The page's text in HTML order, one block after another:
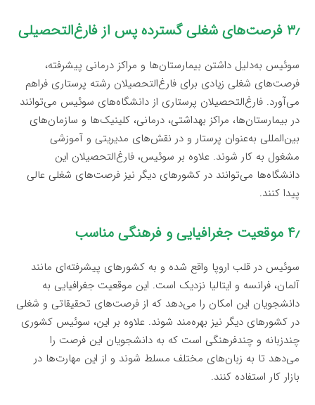
۳٫ فرصت‌های شغلی گسترده پس از فارغ‌التحصیلی
سوئیس به‌دلیل داشتن بیمارستان‌ها و مراکز درمانی پیشرفته،
فرصت‌های شغلی زیادی برای فارغ‌التحصیلان رشته پرستاری فراهم
می‌آورد. فارغ‌التحصیلان پرستاری از دانشگاه‌های سوئیس می‌توانند
در بیمارستان‌ها، مراکز بهداشتی، درمانی، کلینیک‌ها و سازمان‌های
بین‌المللی به‌عنوان پرستار و در نقش‌های مدیریتی و آموزشی
مشغول به کار شوند. علاوه بر سوئیس، فارغ‌التحصیلان این
دانشگاه‌ها می‌توانند در کشورهای دیگر نیز فرصت‌های شغلی عالی
پیدا کنند.
۴٫ موقعیت جغرافیایی و فرهنگی مناسب
سوئیس در قلب اروپا واقع شده و به کشورهای پیشرفته‌ای مانند
آلمان، فرانسه و ایتالیا نزدیک است. این موقعیت جغرافیایی به
دانشجویان این امکان را می‌دهد که از فرصت‌های تحقیقاتی و شغلی
در کشورهای دیگر نیز بهره‌مند شوند. علاوه بر این، سوئیس کشوری
چندزبانه و چندفرهنگی است که به دانشجویان این فرصت را
می‌دهد تا به زبان‌های مختلف مسلط شوند و از این مهارت‌ها در
بازار کار استفاده کنند.